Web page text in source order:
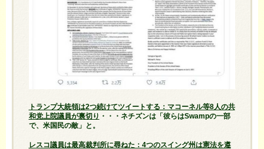
トランプ大統領は2つ続けてツイートする：マコーネル等8人の共
和党上院議員が裏切り ・・・ネチズンは「彼らはSwampの一部
で、米国民の敵」と。
レスコ議員は最高裁判所に尋ねた：4つのスイング州は憲法を遵